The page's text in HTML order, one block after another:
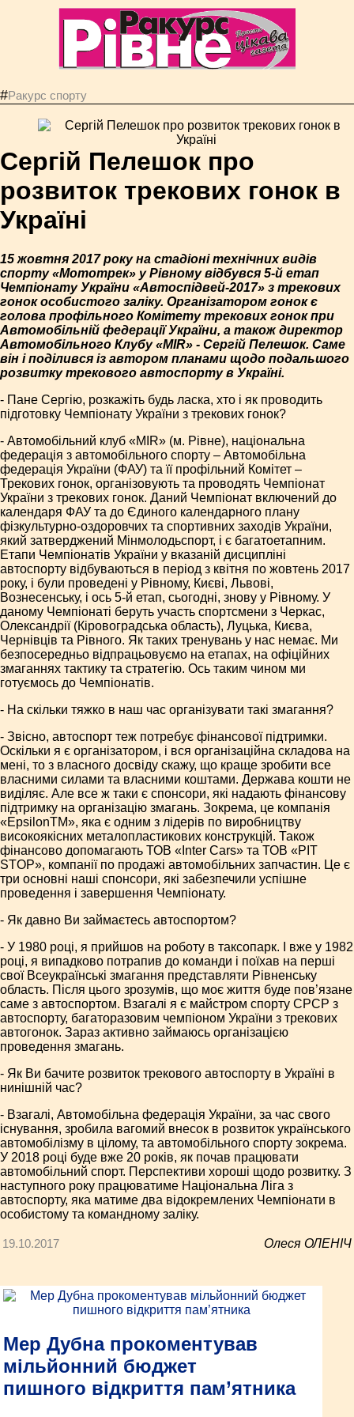
#Ракурс спорту
Сергій Пелешок про
розвиток трекових гонок в
Україні
15 жовтня 2017 року на стадіоні технічних видів
спорту «Мототрек» у Рівному відбувся 5-й етап
Чемпіонату України «Автоспідвей-2017» з трекових
гонок особистого заліку. Організатором гонок є
голова профільного Комітету трекових гонок при
Автомобільній федерації України, а також директор
Автомобільного Клубу «MIR» - Сергій Пелешок. Саме
він і поділився із автором планами щодо подальшого
розвитку трекового автоспорту в Україні.
- Пане Сергію, розкажіть будь ласка, хто і як проводить
підготовку Чемпіонату України з трекових гонок?
- Автомобільний клуб «MIR» (м. Рівне), національна
федерація з автомобільного спорту – Автомобільна
федерація України (ФАУ) та її профільний Комітет –
Трекових гонок, організовують та проводять Чемпіонат
України з трекових гонок. Даний Чемпіонат включений до
календаря ФАУ та до Єдиного календарного плану
фізкультурно-оздоровчих та спортивних заходів України,
який затверджений Мінмолодьспорт, і є багатоетапним.
Етапи Чемпіонатів України у вказаній дисципліні
автоспорту відбуваються в період з квітня по жовтень 2017
року, і були проведені у Рівному, Києві, Львові,
Вознесенську, і ось 5-й етап, сьогодні, знову у Рівному. У
даному Чемпіонаті беруть участь спортсмени з Черкас,
Олександрії (Кіровоградська область), Луцька, Києва,
Чернівців та Рівного. Як таких тренувань у нас немає. Ми
безпосередньо відпрацьовуємо на етапах, на офіційних
змаганнях тактику та стратегію. Ось таким чином ми
готуємось до Чемпіонатів.
- На скільки тяжко в наш час організувати такі змагання?
- Звісно, автоспорт теж потребує фінансової підтримки.
Оскільки я є організатором, і вся організаційна складова на
мені, то з власного досвіду скажу, що краще зробити все
власними силами та власними коштами. Держава кошти не
виділяє. Але все ж таки є спонсори, які надають фінансову
підтримку на організацію змагань. Зокрема, це компанія
«EpsilonТМ», яка є одним з лідерів по виробництву
високоякісних металопластикових конструкцій. Також
фінансово допомагають ТОВ «Inter Cars» та ТОВ «PIT
STOP», компанії по продажі автомобільних запчастин. Це є
три основні наші спонсори, які забезпечили успішне
проведення і завершення Чемпіонату.
- Як давно Ви займаєтесь автоспортом?
- У 1980 році, я прийшов на роботу в таксопарк. І вже у 1982
році, я випадково потрапив до команди і поїхав на перші
свої Всеукраїнські змагання представляти Рівненську
область. Після цього зрозумів, що моє життя буде пов’язане
саме з автоспортом. Взагалі я є майстром спорту СРСР з
автоспорту, багаторазовим чемпіоном України з трекових
автогонок. Зараз активно займаюсь організацією
проведення змагань.
- Як Ви бачите розвиток трекового автоспорту в Україні в
нинішній час?
- Взагалі, Автомобільна федерація України, за час свого
існування, зробила вагомий внесок в розвиток українського
автомобілізму в цілому, та автомобільного спорту зокрема.
У 2018 році буде вже 20 років, як почав працювати
автомобільний спорт. Перспективи хороші щодо розвитку. З
наступного року працюватиме Національна Ліга з
автоспорту, яка матиме два відокремлених Чемпіонати в
особистому та командному заліку.
19.10.2017 Олеся ОЛЕНІЧ
Мер Дубна прокоментував
мільйонний бюджет
пишного відкриття пам’ятника